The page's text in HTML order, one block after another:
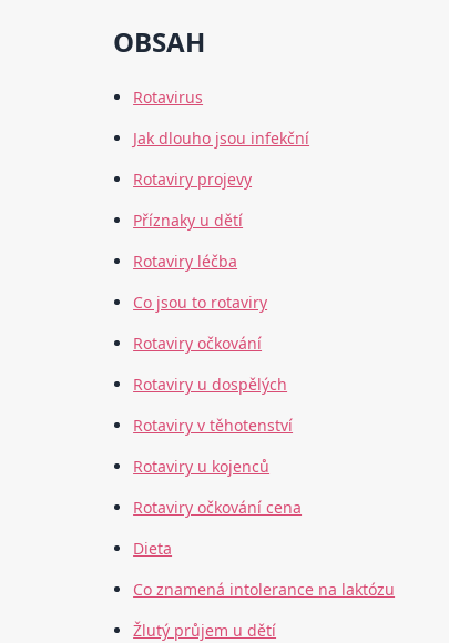
OBSAH
Rotavirus
Jak dlouho jsou infekční
Rotaviry projevy
Příznaky u dětí
Rotaviry léčba
Co jsou to rotaviry
Rotaviry očkování
Rotaviry u dospělých
Rotaviry v těhotenství
Rotaviry u kojenců
Rotaviry očkování cena
Dieta
Co znamená intolerance na laktózu
Žlutý průjem u dětí